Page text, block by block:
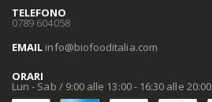
TELEFONO
0789 604058
EMAIL info@biofooditalia.com
ORARI
Lun - Sab / 9:00 alle 13:00 - 16:30 alle 20:00